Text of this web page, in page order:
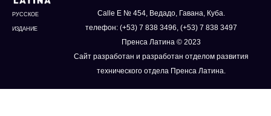
РУССКОЕ
ИЗДАНИЕ
Calle E № 454, Ведадо, Гавана, Куба.
телефон: (+53) 7 838 3496, (+53) 7 838 3497
Пренса Латина © 2023
Сайт разработан и разработан отделом развития
технического отдела Пренса Латина.